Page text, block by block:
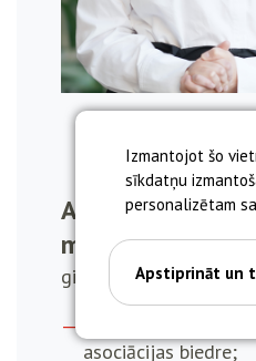
Izmantojot šo
sīkdatņu
personalizētam
Apstiprināt un
Anna Miskova,
med.
ginekologs, dzemdību
asociācijas biedre;